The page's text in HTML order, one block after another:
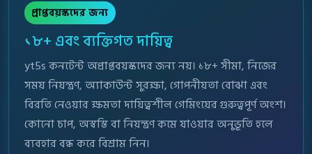
প্রাপ্তবয়স্কদের জন্য
১৮+ এবং ব্যক্তিগত দায়িত্ব
yt5s কনটেন্ট অপ্রাপ্তবয়স্কদের জন্য নয়। ১৮+ সীমা, নিজের
সময় নিয়ন্ত্রণ, অ্যাকাউন্ট সুরক্ষা, গোপনীয়তা বোঝা এবং
বিরতি নেওয়ার ক্ষমতা দায়িত্বশীল গেমিংয়ের গুরুত্বপূর্ণ অংশ।
কোনো চাপ, অস্বস্তি বা নিয়ন্ত্রণ কমে যাওয়ার অনুভূতি হলে
ব্যবহার বন্ধ করে বিশ্রাম নিন।